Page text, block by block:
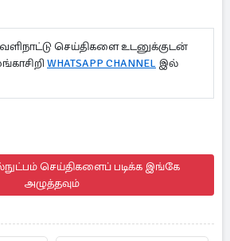
செய்திகளை உடனுக்குடன்
WHATSAPP CHANNEL இல்
செய்திகளைப் படிக்க இங்கே
அழுத்தவும்